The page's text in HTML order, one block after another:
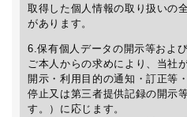
取得した個人情報の取り扱いの
があります。
6.保有個人データの開示等およ
ご本人からの求めにより、当社
開示・利用目的の通知・訂正等
停止又は第三者提供記録の開示
す。）に応じます。